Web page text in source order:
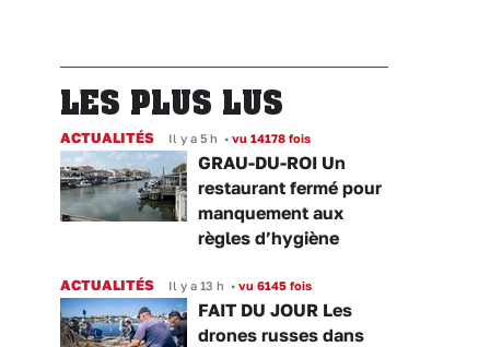
LES PLUS LUS
ACTUALITÉS Il y a 5 h • vu 14178 fois
GRAU-DU-ROI Un
restaurant fermé pour
manquement aux
règles d’hygiène
ACTUALITÉS Il y a 13 h • vu 6145 fois
FAIT DU JOUR Les
drones russes dans